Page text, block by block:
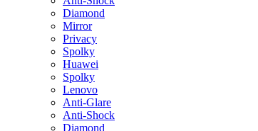
Diamond
Mirror
Privacy
Spolky
Huawei
Spolky
Lenovo
Anti-Glare
Anti-Shock
Diamond